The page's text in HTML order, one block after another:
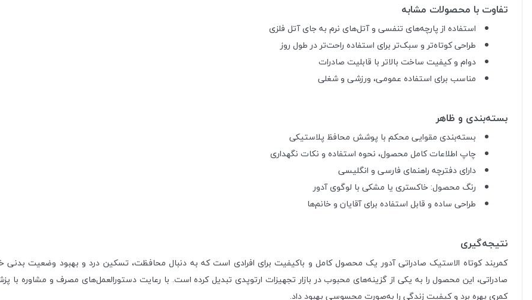
تفاوت با محصولات مشابه
استفاده از پارچه‌های تنفسی و آتل‌های نرم به جای آتل فلزی
طراحی کوتاه‌تر و سبک‌تر برای استفاده راحت‌تر در طول روز
دوام و کیفیت ساخت بالاتر با قابلیت صادرات
مناسب برای استفاده عمومی، ورزشی و شغلی
بسته‌بندی و ظاهر
بسته‌بندی مقوایی محکم با پوشش محافظ پلاستیکی
چاپ اطلاعات کامل محصول، نحوه استفاده و نکات نگهداری
دارای دفترچه راهنمای فارسی و انگلیسی
رنگ محصول: خاکستری یا مشکی با لوگوی آدور
طراحی ساده و قابل استفاده برای آقایان و خانم‌ها
نتیجه‌گیری
کمربند کوتاه الاستیک صادراتی آدور یک محصول کامل و باکیفیت برای افرادی است که به دنبال محافظت، تسکین درد و بهبود وضعیت بدنی
صادراتی، این محصول را به یکی از گزینه‌های محبوب در بازار تجهیزات ارتوپدی تبدیل کرده است. با رعایت دستورالعمل‌های مصرف و مشاوره با
کمری بهره برد و کیفیت زندگی را به‌صورت محسوسی بهبود داد.